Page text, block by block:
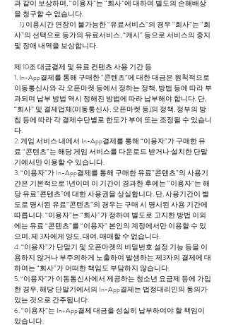
과 같이 보상하며, “이용자”는 “회사”에 대하여 별도의 손해배상
을 청구할 수 없습니다.
1) 이용시간 연장이 불가능한 “유료서비스”의 경우 “회사”는 “회
사”의 선택으로 등가의 유료서비스, “캐시” 등으로 서비스의 중지
및 장애 내역을 보상합니다.
제 10조 대금결제 및 유료 컨텐츠 사용 기간 등
1. In-App결제를 통해 구매한 “콘텐츠”에 대한 대금은 원칙적으로
이동통신사와 각 오픈마켓 등에서 정하는 정책, 방법 등에 따라 부
과되며 납부 방법 역시 정해진 방법에 따라 납부해야 합니다. 단,
“회사” 및 결제업체(이동통신사, 오픈마켓 등)의 정책, 정부의 방
침 등에 따라 각 결제수단별로 한도가 부여 또는 조정될 수 있습니
다.
2. 게임 서비스 내에서 In-App결제를 통해 “이용자”가 구매한 유
료 “콘텐츠”는 해당 게임 서비스를 다운로드 받거나 설치한 단말
기에서만 이용할 수 있습니다.
3. “이용자”가 In-App결제를 통해 구매한 유료”콘텐츠”의 사용기
간은 기본적으로 1년이며 이 기간이 경과한 후에는 “이용자”는 해
당 유료”콘텐츠”에 대한 사용권을 상실합니다. 단, 사용기간이 별
도로 명시된 유료”콘텐츠”의 경우는 구매 시 명시된 사용 기간에
따릅니다. “이용자”는 “회사”가 정하여 별도로 고지한 방법 이외
에는 유료 “콘텐츠”를 “이용자” 본인의 계정에서만 이용할 수 있
으며, 제 3자에게 양도, 대여, 매매할 수 없습니다.
4. “이용자”가 단말기 및 오픈마켓의 비밀번호 설정 기능 등을 이
용하지 않거나 부주의하게 노출하여 발생하는 제3자의 결제에 대
하여는 “회사”가 어떠한 책임도 부담하지 않습니다.
5. “이용자”가 이동통신사에서 제공하는 청소년 요금제 등에 가입
한 경우, 해당 단말기에서의 In-App결제는 법정대리인의 동의가
있는 것으로 간주됩니다.
6. “이용자”는 In-App결제 대금을 성실히 납부하여야 할 책임이
있습니다.